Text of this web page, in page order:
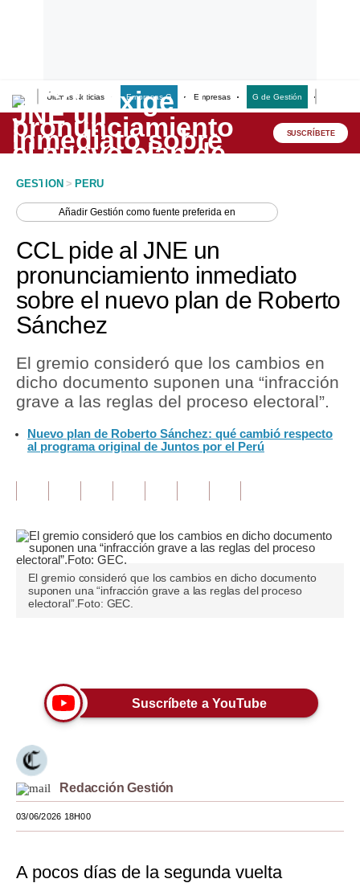
Últimas Noticias Empresas G Empresas G de Gestión
Lo último
Peru Quiosco
Economía
Mercados
Perú
Política
Tu Dinero
Inmobiliarias
Editorial
Pregunta de hoy
Viajes
Moda
Estilos
México
SUSCRÍBETE
GESTION > PERU
AñadirGestión como fuente preferida en
CCL pide al JNE un
pronunciamiento inmediato
sobre el nuevo plan de Roberto
Sánchez
El gremio consideró que los cambios en
dicho documento suponen una “infracción
grave a las reglas del proceso electoral”.
Nuevo plan de Roberto Sánchez: qué cambió respecto
al programa original de Juntos por el Perú
El gremio consideró que los cambios en dicho documento
suponen una “infracción grave a las reglas del proceso
electoral”.Foto: GEC.
Suscríbete a YouTube
Redacción Gestión
03/06/2026 18H00
A pocos días de la segunda vuelta